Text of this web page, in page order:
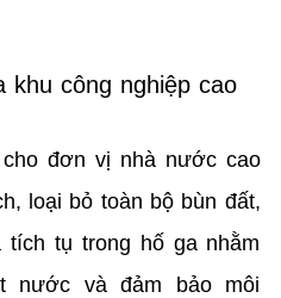
khu công nghiệp cao
đơn vị nhà nước cao
loại bỏ toàn bộ bùn đất,
tụ trong hố ga nhằm
nước và đảm bảo môi